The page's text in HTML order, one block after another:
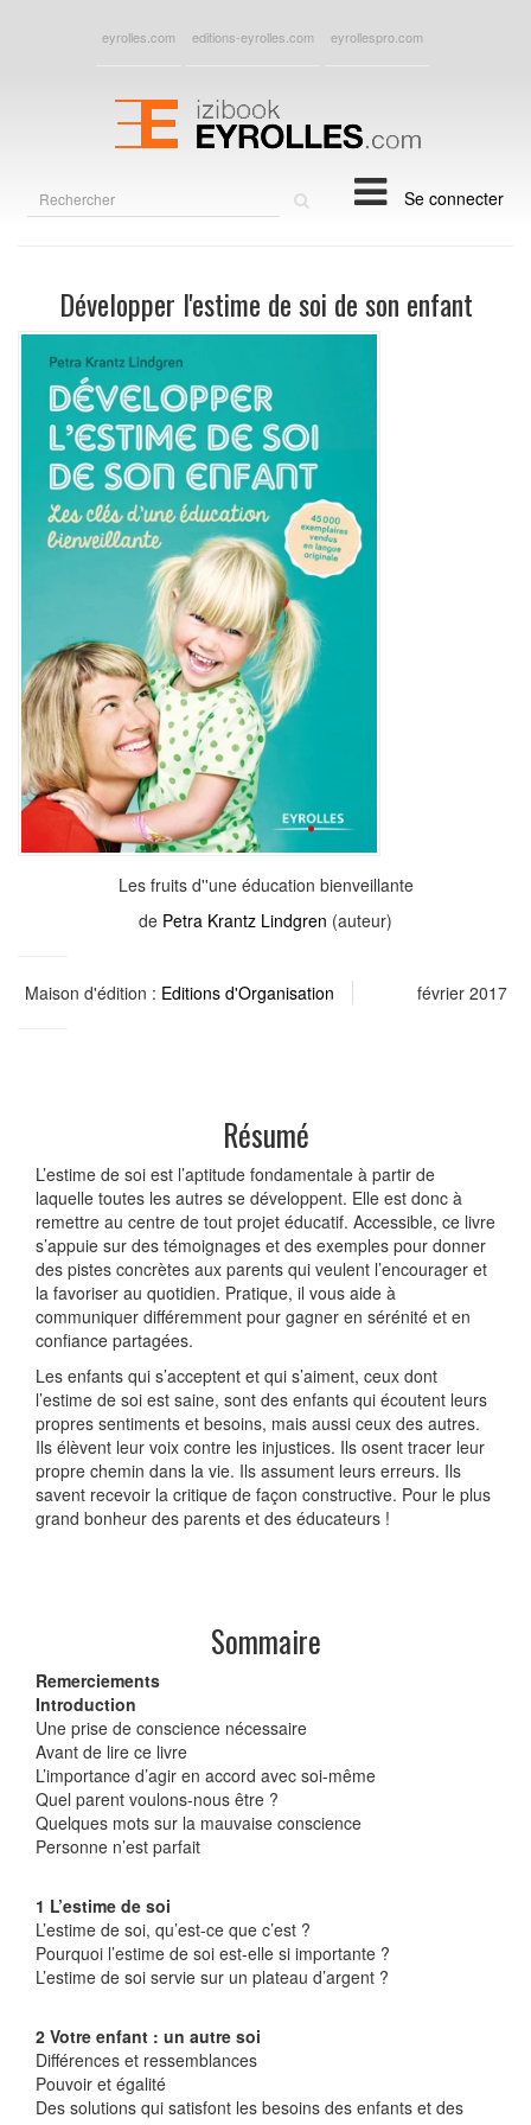
eyrolles.com editions-eyrolles.com eyrollespro.com
Se connecter
Développer l'estime de soi de son enfant
Les fruits d''une éducation bienveillante
de Petra Krantz Lindgren (auteur)
Maison d'édition : Editions d'Organisation février 2017
Résumé
L’estime de soi est l’aptitude fondamentale à partir de
laquelle toutes les autres se développent. Elle est donc à
remettre au centre de tout projet éducatif. Accessible, ce livre
s’appuie sur des témoignages et des exemples pour donner
des pistes concrètes aux parents qui veulent l’encourager et
la favoriser au quotidien. Pratique, il vous aide à
communiquer différemment pour gagner en sérénité et en
confiance partagées.
Les enfants qui s’acceptent et qui s’aiment, ceux dont
l’estime de soi est saine, sont des enfants qui écoutent leurs
propres sentiments et besoins, mais aussi ceux des autres.
Ils élèvent leur voix contre les injustices. Ils osent tracer leur
propre chemin dans la vie. Ils assument leurs erreurs. Ils
savent recevoir la critique de façon constructive. Pour le plus
grand bonheur des parents et des éducateurs !
Sommaire
Remerciements
Introduction
Une prise de conscience nécessaire
Avant de lire ce livre
L’importance d’agir en accord avec soi-même
Quel parent voulons-nous être ?
Quelques mots sur la mauvaise conscience
Personne n’est parfait
1 L’estime de soi
L’estime de soi, qu’est-ce que c’est ?
Pourquoi l’estime de soi est-elle si importante ?
L’estime de soi servie sur un plateau d’argent ?
2 Votre enfant : un autre soi
Différences et ressemblances
Pouvoir et égalité
Des solutions qui satisfont les besoins des enfants et des